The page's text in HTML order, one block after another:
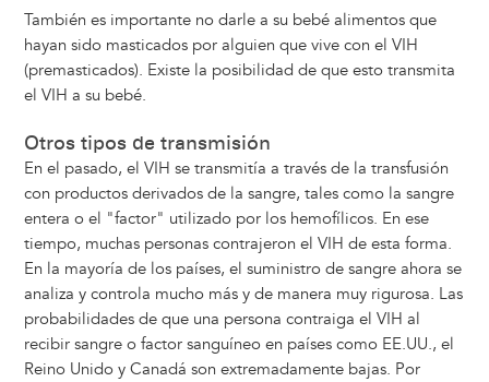
También es importante no darle a su bebé alimentos que
hayan sido masticados por alguien que vive con el VIH
(premasticados). Existe la posibilidad de que esto transmita
el VIH a su bebé.
Otros tipos de transmisión
En el pasado, el VIH se transmitía a través de la transfusión
con productos derivados de la sangre, tales como la sangre
entera o el "factor" utilizado por los hemofílicos. En ese
tiempo, muchas personas contrajeron el VIH de esta forma.
En la mayoría de los países, el suministro de sangre ahora se
analiza y controla mucho más y de manera muy rigurosa. Las
probabilidades de que una persona contraiga el VIH al
recibir sangre o factor sanguíneo en países como EE.UU., el
Reino Unido y Canadá son extremadamente bajas. Por